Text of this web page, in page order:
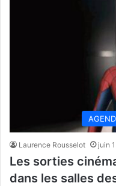
Laurence Rousselot juin
Les sorties
dans les salles